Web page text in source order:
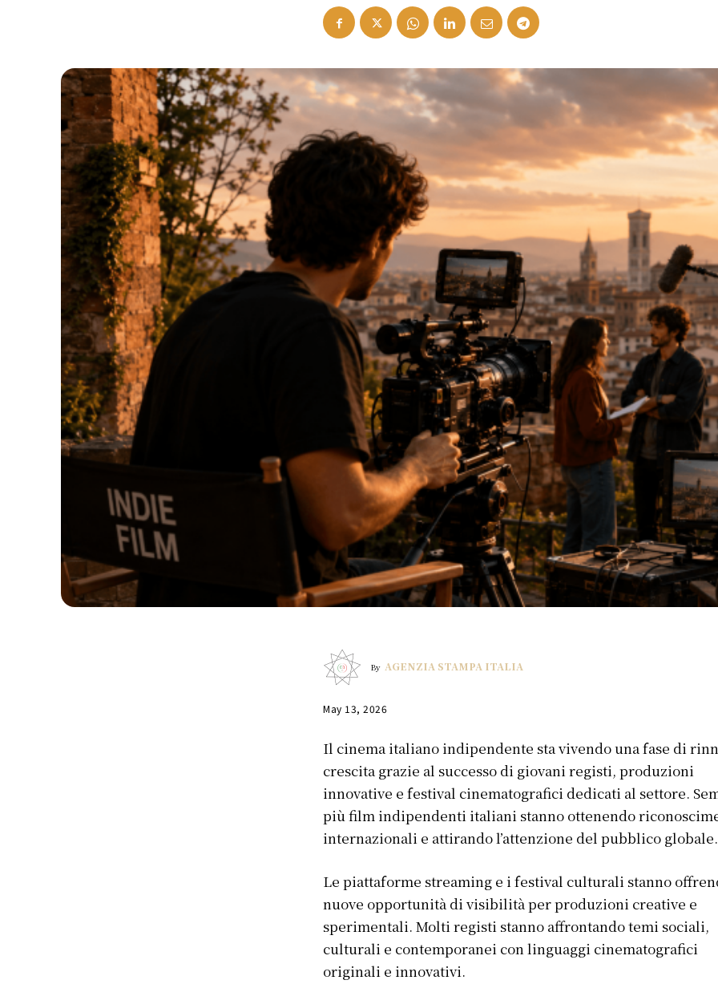
By AGENZIA STAMPA ITALIA
May 13, 2026
Il cinema italiano indipendente sta vivendo una fase di
crescita grazie al successo di giovani registi, produzioni
innovative e festival cinematografici dedicati al settore.
più film indipendenti italiani stanno ottenendo
internazionali e attirando l’attenzione del pubblico globale.
Le piattaforme streaming e i festival culturali stanno
nuove opportunità di visibilità per produzioni creative e
sperimentali. Molti registi stanno affrontando temi sociali,
culturali e contemporanei con linguaggi cinematografici
originali e innovativi.